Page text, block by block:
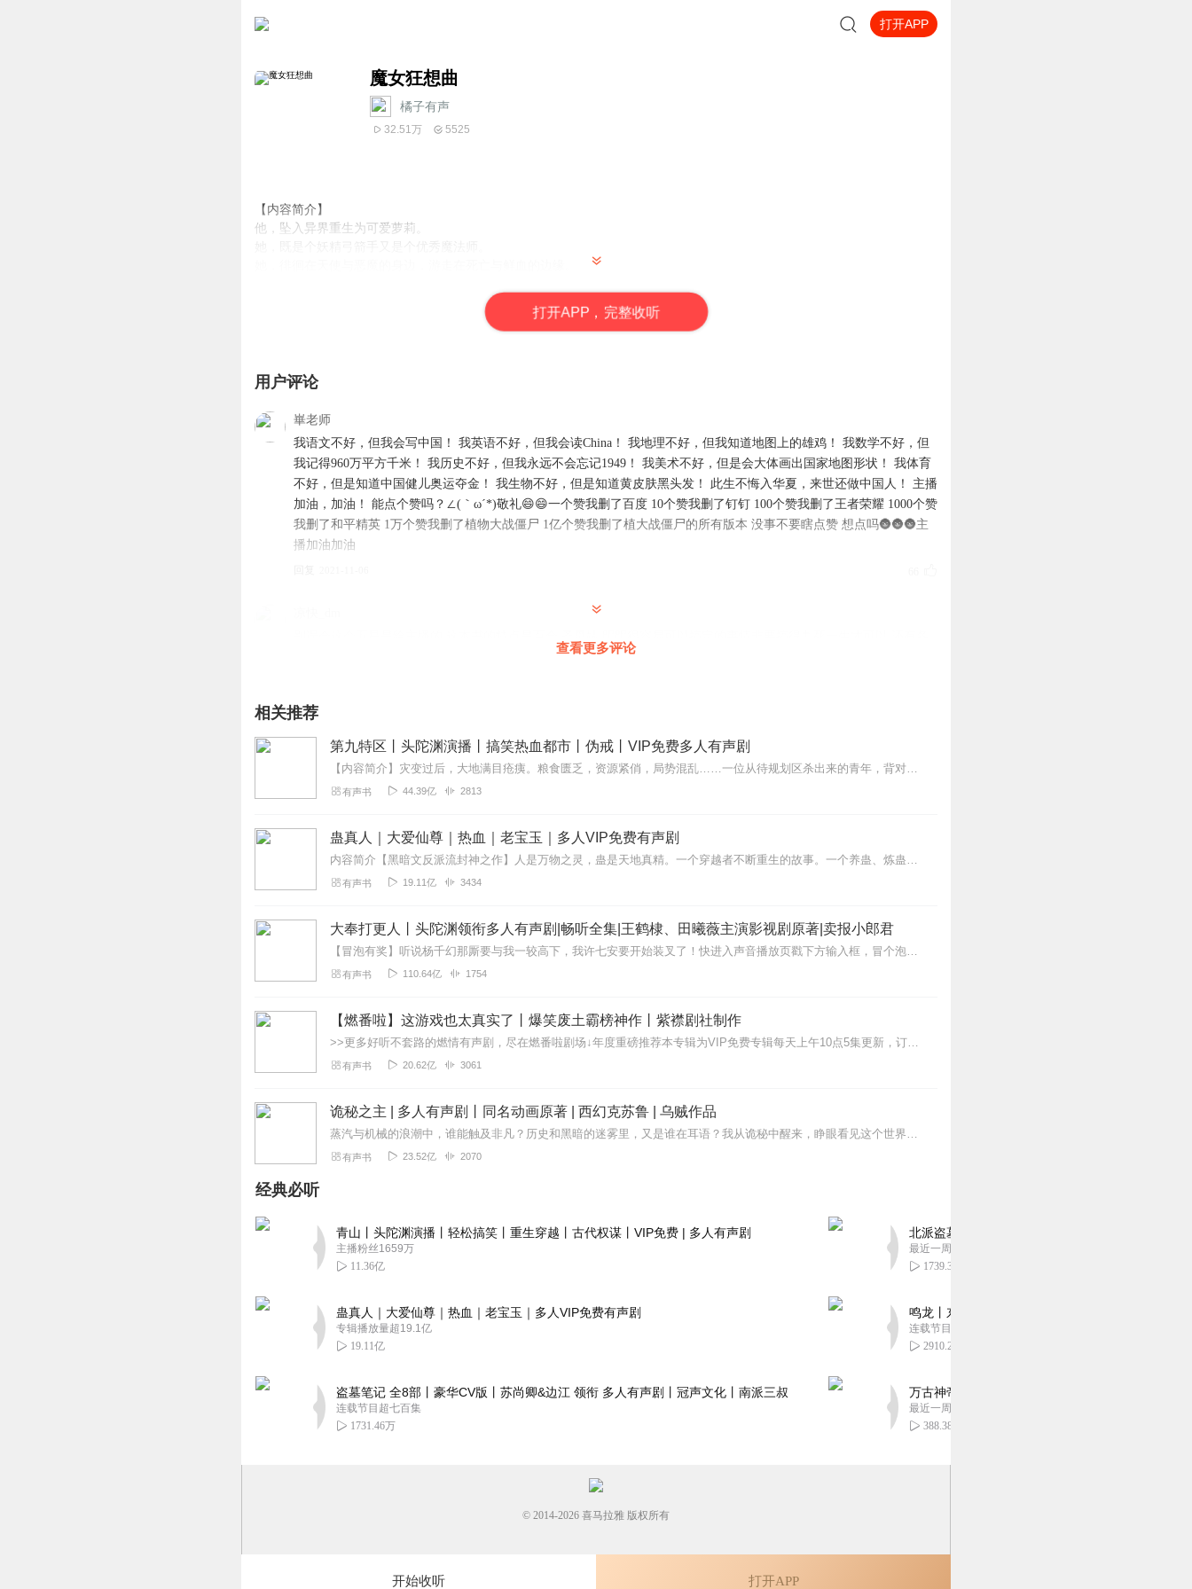
打开APP
魔女狂想曲
橘子有声
32.51万 5525
【内容简介】
他，坠入异界重生为可爱萝莉。
且看一只被神灵变成可爱萝莉的男纸汉是怎么通过自己的努力和一只无良小妖精的帮助一步步走向女王之路的顶点！
主播：子言
【购买须知】
1、本作品为付费有声书，前156集为免费试听，购买成功后，即可收听，可下载重复收听。
2、版权归原作者所有，严禁翻录成任何形式，严禁在任何第三方平台传播，违者将追究其法律责任。
3、如在充值／购买环节遇到问题，您可通过页面右上方按钮，将页面分享至微信内使用微信支付完成购买。
4、在购买过程中，如果您有任何问题，可以按以下步骤咨询在线客服：
第一步：您可在喜马拉雅APP【账号】-【帮助与反馈】”中咨询在线客服
第二步：如果您无法联系上APP内在线客服，可关注【喜马拉雅付费精品】公众号，通过下方菜单栏里咨询在线客服
第三步：如果在线客服都未取得联系，也可拨打客服电话：400-838-5616
打开APP，完整收听
用户评论
崋老师
我语文不好，但我会写中国！ 我英语不好，但我会读China！ 我地理不好，但我知道地图上的雄鸡！ 我数学不好，但
我记得960万平方千米！ 我历史不好，但我永远不会忘记1949！ 我美术不好，但是会大体画出国家地图形状！ 我体育
不好，但是知道中国健儿奥运夺金！ 我生物不好，但是知道黄皮肤黑头发！ 此生不悔入华夏，来世还做中国人！ 主播
加油，加油！ 能点个赞吗？∠(｀ω´*)敬礼😄😄一个赞我删了百度 10个赞我删了钉钉 100个赞我删了王者荣耀 1000个赞
我删了和平精英 1万个赞我删了植物大战僵尸 1亿个赞我删了植大战僵尸的所有版本 没事不要瞎点赞 想点吗🌚🌚🌚主
播加油加油
雪风大人会保护大家哒
听说是百合？有百合的地方就有我，先听一下看看
2021-10-26 13
辛苦主播了，虽然有不足，但请主播继续努力感谢主播，支持主播
2021-02-03 8
前面一百多集挺考验羞耻心的，特别是那个哭腔！着实有些是顶不住。 我开始还以为是跟魔女之旅的轻小说，结果听
了两百多集的幼儿园过家家！虽然尺寸挺大但是咱们想看的是少女百合😫还有就是主角刚出场的设定是个对社会没什
么作用的废宅，也不是孝顺父母的人。咋穿越了就变得那么圣母?😥 战力设定有问题 后期都双系法神了还没五龙王的
果是路西法那个级别还能接受 剧情也没啥看点 没有热血 没有感动 也没有笑点 总体来说我觉得很烂 唯一的卖点就只是
循环世界
星语曦_
这种书简直就是考验羞耻心下限啊，爽文读者离开。不要代入，该旁观时就旁观，不然听个十几集就得弃坑😓
2022-01-25 3
5星献上 问下性取向，防止入错坑
回复 2021-12-01 3
Σ>―(〃°ω°〃)♡→
2020-07-07 3
查看更多评论
相关推荐
第九特区丨头陀渊演播丨搞笑热血都市丨伪戒丨VIP免费多人有声剧
【内容简介】灾变过后，大地满目疮痍。粮食匮乏，资源紧俏，局势混乱……一位从待规划区杀出来的青年，背对着漫天黄沙，孤身来到九区谋生，却不曾想偶然结识三五好友，一念...
有声书 44.39亿 2813
蛊真人｜大爱仙尊｜热血｜老宝玉｜多人VIP免费有声剧
内容简介【黑暗文反派流封神之作】人是万物之灵，蛊是天地真精。一个穿越者不断重生的故事。一个养蛊、炼蛊、用蛊的奇特世界。配音组（男角色）老宝玉旁白...
有声书 19.11亿 3434
大奉打更人丨头陀渊领衔多人有声剧|畅听全集|王鹤棣、田曦薇主演影视剧原著|卖报小郎君
【冒泡有奖】听说杨千幻那厮要与我一较高下，我许七安要开始装叉了！快进入声音播放页戳下方输入框，冒个泡偷偷告诉我，我要用哪些诗词才能胜过他？说得好的，有赏！202...
有声书 110.64亿 1754
【燃番啦】这游戏也太真实了丨爆笑废土霸榜神作丨紫襟剧社制作
>>更多好听不套路的燃情有声剧，尽在燃番啦剧场↓年度重磅推荐本专辑为VIP免费专辑每天上午10点5集更新，订阅可以听到最新内容哦！每周抽一个专辑五星优质评论送...
有声书 20.62亿 3061
诡秘之主 | 多人有声剧丨同名动画原著 | 西幻克苏鲁 | 乌贼作品
蒸汽与机械的浪潮中，谁能触及非凡？历史和黑暗的迷雾里，又是谁在耳语？我从诡秘中醒来，睁眼看见这个世界：枪械，大炮，巨舰，飞空艇，差分机；魔药，占卜，诅咒，倒吊人...
有声书 23.52亿 2070
经典必听
青山丨头陀渊演播丨轻松搞笑丨重生穿越丨古代权谋丨VIP免费 | 多人有声剧
主播粉丝1659万
11.36亿
蛊真人｜大爱仙尊｜热血｜老宝玉｜多人VIP免费有声剧
专辑播放量超19.1亿
19.11亿
盗墓笔记 全8部丨豪华CV版丨苏尚卿&边江 领衔 多人有声剧丨冠声文化丨南派三叔
连载节目超七百集
1731.46万
北派盗墓笔记丨头陀渊出品丨悬疑灵异丨摸金校尉
最近一周更新
1739.37万
鸣龙丨东方玄幻丨紫襟团队丨轻松搞笑丨多人有声
连载节目超五百集
2910.20万
万古神帝丨玄幻丨热血丨紫襟团队演播丨多人有声
最近一周更新
388.38万
开始收听 打开APP
© 2014-2026 喜马拉雅 版权所有